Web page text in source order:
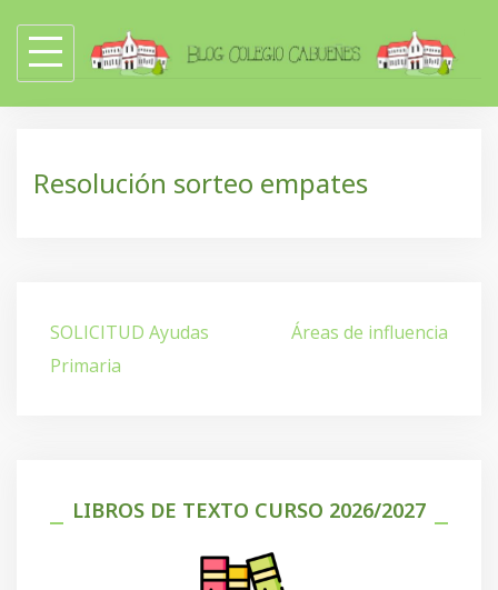
content
Resolución sorteo empates
Navegación
de
entradas
SOLICITUD Ayudas
Primaria
Áreas de influencia
LIBROS DE TEXTO CURSO 2026/2027